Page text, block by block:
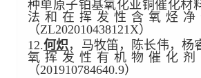
种单原子铂基氧化亚铜催化材
法和在挥发性含氧烃净
（ZL202010438121X）
12.何炽，马牧笛，陈长伟，杨
氧挥发性有机物催化剂
（201910784640.9）